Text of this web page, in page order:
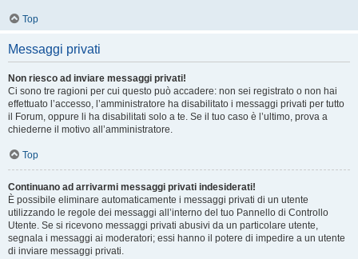
Top
Messaggi privati
Non riesco ad inviare messaggi privati!
Ci sono tre ragioni per cui questo può accadere: non sei registrato o non hai
effettuato l’accesso, l’amministratore ha disabilitato i messaggi privati per tutto
il Forum, oppure li ha disabilitati solo a te. Se il tuo caso è l’ultimo, prova a
chiederne il motivo all’amministratore.
Top
Continuano ad arrivarmi messaggi privati indesiderati!
È possibile eliminare automaticamente i messaggi privati ​​di un utente
utilizzando le regole dei messaggi all’interno del tuo Pannello di Controllo
Utente. Se si ricevono messaggi privati ​​abusivi da un particolare utente,
segnala i messaggi ai moderatori; essi hanno il potere di impedire a un utente
di inviare messaggi privati​​.